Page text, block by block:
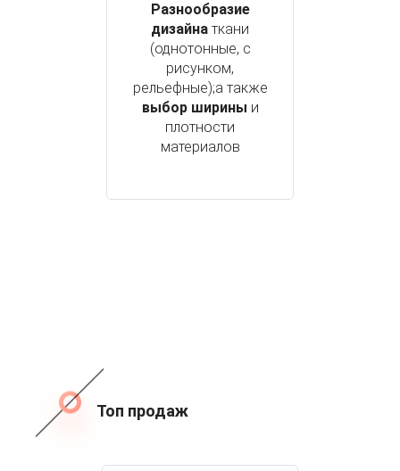
Разнообразие
дизайна ткани
(однотонные, с
рисунком,
рельефные);а также
выбор ширины и
плотности
материалов
Топ продаж